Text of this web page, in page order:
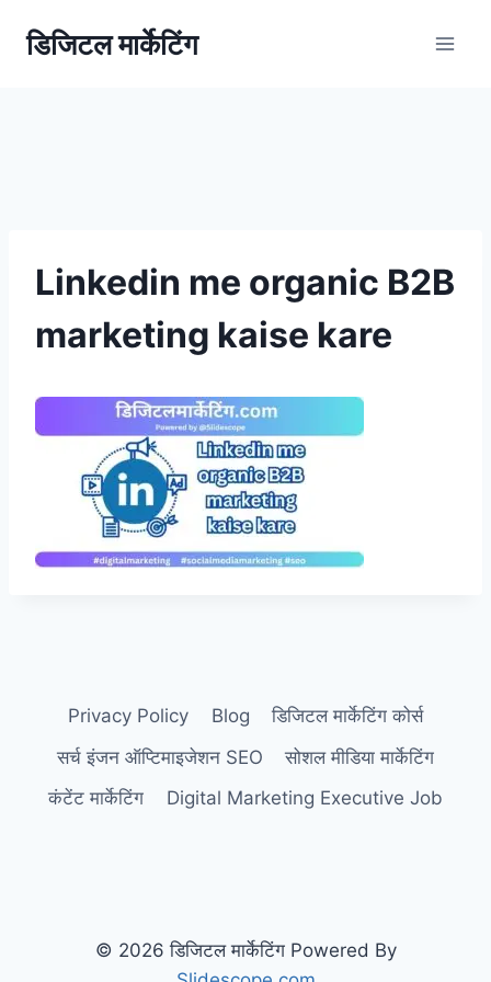
डिजिटल मार्केटिंग
Linkedin me organic B2B
marketing kaise kare
Privacy Policy Blog
डिजिटल मार्केटिंग कोर्स
सर्च इंजन ऑप्टिमाइजेशन SEO
सोशल मीडिया मार्केटिंग
कंटेंट मार्केटिंग
Digital Marketing Executive Job
© 2026 डिजिटल मार्केटिंग Powered By